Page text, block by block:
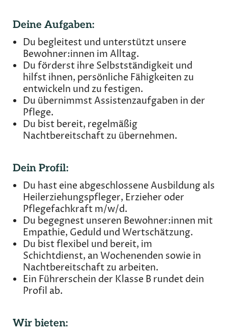
Deine Aufgaben:
Du begleitest und unterstützt unsere
Bewohner:innen im Alltag.
Du förderst ihre Selbstständigkeit und
hilfst ihnen, persönliche Fähigkeiten zu
entwickeln und zu festigen.
Du übernimmst Assistenzaufgaben in der
Pflege.
Du bist bereit, regelmäßig
Nachtbereitschaft zu übernehmen.
Dein Profil:
Du hast eine abgeschlossene Ausbildung als
Heilerziehungspfleger, Erzieher oder
Pflegefachkraft m/w/d.
Du begegnest unseren Bewohner:innen mit
Empathie, Geduld und Wertschätzung.
Du bist flexibel und bereit, im
Schichtdienst, an Wochenenden sowie in
Nachtbereitschaft zu arbeiten.
Ein Führerschein der Klasse B rundet dein
Profil ab.
Wir bieten: